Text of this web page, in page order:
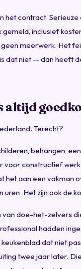
het contract.
inclusief
meerwerk. Het
dat niet — dan heeft
altijd
Terecht?
behangen,
voor constructief
aan een vakman
Het zijn ook de
doe-het-zelvers
hadden
dat niet
twee jaar later.